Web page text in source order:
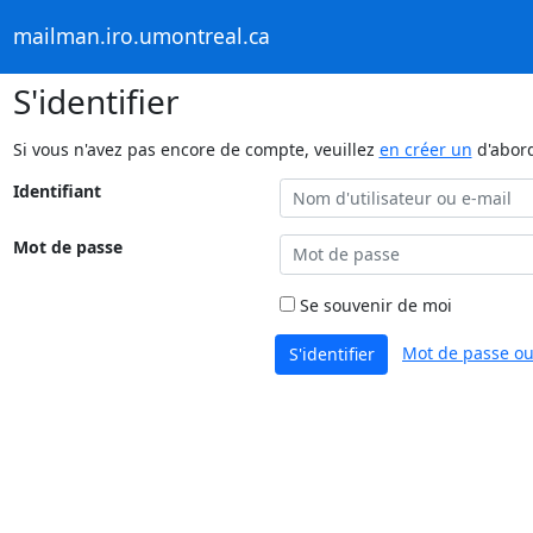
mailman.iro.umontreal.ca
S'identifier
Si vous n'avez pas encore de compte, veuillez en créer un
Identifiant
Mot de passe
Se souvenir de moi
S'identifier Mot de passe